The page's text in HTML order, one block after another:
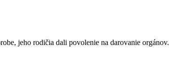
jeho rodičia dali povolenie na darovanie orgánov.